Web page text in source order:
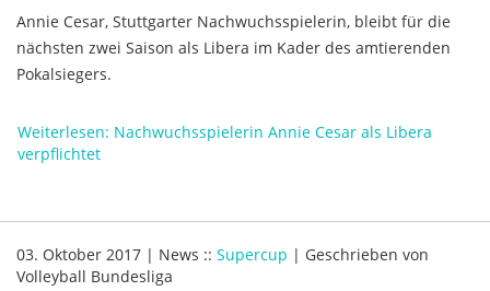
Annie Cesar, Stuttgarter Nachwuchsspielerin, bleibt für die
nächsten zwei Saison als Libera im Kader des amtierenden
Pokalsiegers.
Weiterlesen: Nachwuchsspielerin Annie Cesar als Libera
verpflichtet
03. Oktober 2017 | News :: Supercup | Geschrieben von
Volleyball Bundesliga